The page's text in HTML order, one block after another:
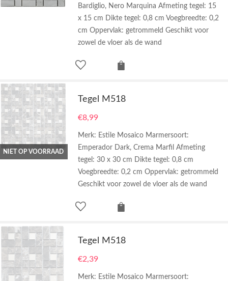
Bardiglio, Nero Marquina Afmeting tegel: 15
x 15 cm Dikte tegel: 0,8 cm Voegbreedte: 0,2
cm Oppervlak: getrommeld Geschikt voor
zowel de vloer als de wand
NIET OP VOORRAAD
Tegel M518
€8,99
Merk: Estile Mosaico Marmersoort:
Emperador Dark, Crema Marfil Afmeting
tegel: 30 x 30 cm Dikte tegel: 0,8 cm
Voegbreedte: 0,2 cm Oppervlak: getrommeld
Geschikt voor zowel de vloer als de wand
Tegel M518
€2,39
Merk: Estile Mosaico Marmersoort: